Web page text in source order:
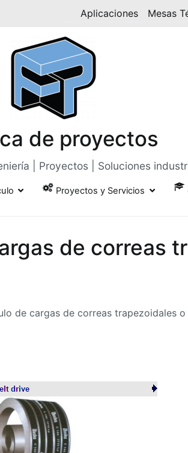
Aplicaciones Mesas
de proyectos
| Proyectos | Soluciones
Proyectos y Servicios
de correas
de cargas de correas trapezoidales